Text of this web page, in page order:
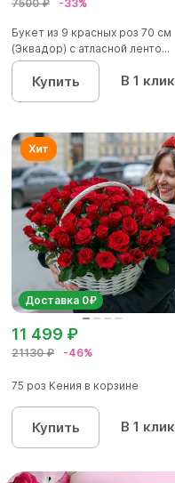
7500 ₽ -33%
Букет из 9 красных роз 70 см
(Эквадор) с атласной ленто...
Купить В 1 клик
Доставка 0₽
21130 ₽ -46%
11 499 ₽
75 роз Кения в корзине
Купить В 1 клик